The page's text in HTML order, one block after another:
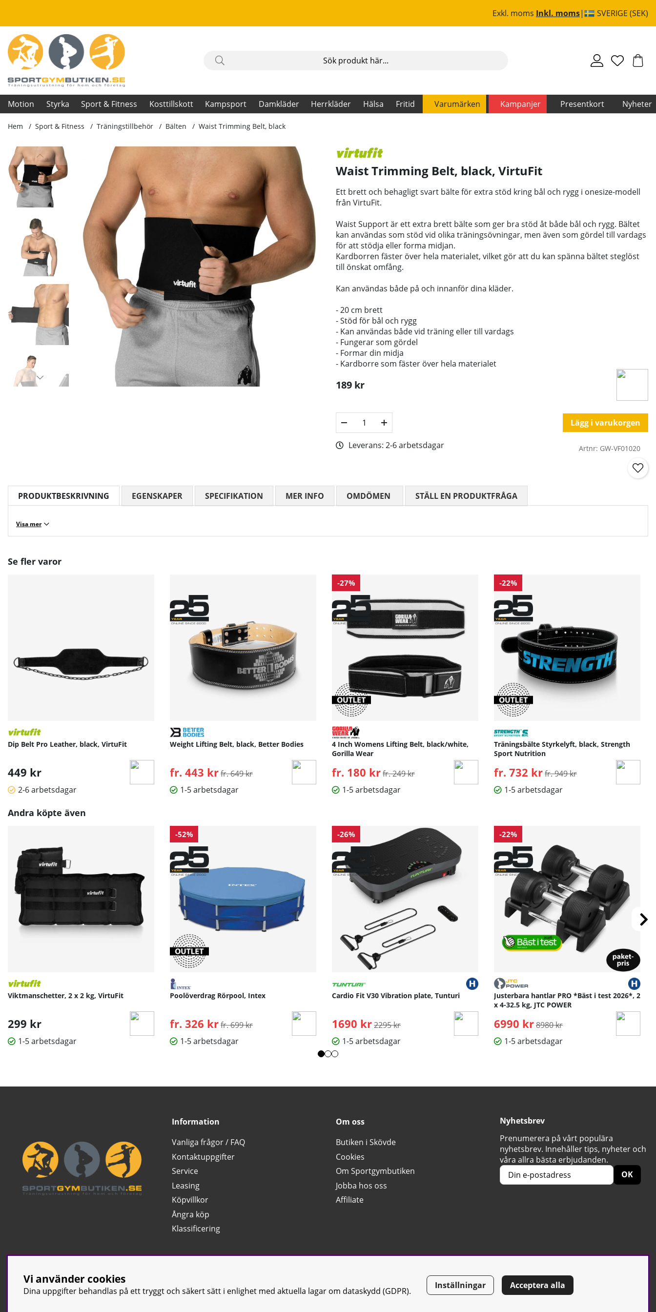
Exkl. moms Inkl. moms SVERIGE (SEK)
Motion Styrka Sport & Fitness Kosttillskott Kampsport Damkläder Herrkläder Hälsa Fritid Varumärken Kampanjer Presentkort Nyheter
Hem Sport & Fitness Träningstillbehör Bälten Waist Trimming Belt, black
Produktbilder Waist Trimming Belt, black
Waist Trimming Belt, black, VirtuFit
Ett brett och behagligt svart bälte för extra stöd kring bål och rygg i onesize-modell
från VirtuFit.
Waist Support är ett extra brett bälte som ger bra stöd åt både bål och rygg. Bältet
kan användas som stöd vid olika träningsövningar, men även som gördel till vardags
för att stödja eller forma midjan.
Kardborren fäster över hela materialet, vilket gör att du kan spänna bältet steglöst
till önskat omfång.
Kan användas både på och innanför dina kläder.
- 20 cm brett
- Stöd för bål och rygg
- Kan användas både vid träning eller till vardags
- Fungerar som gördel
- Formar din midja
- Kardborre som fäster över hela materialet
189 kr
Lägg i varukorgen
Leverans: 2-6 arbetsdagar Artnr: GW-VF01020
PRODUKTBESKRIVNING
Visa mer
EGENSKAPER SPECIFIKATION MER INFO OMDÖMEN MEDELBETYG 0 AV 5 ANTAL BETYG 0
STÄLL EN PRODUKTFRÅGA
Se fler varor
Dip Belt Pro Leather, black, VirtuFit
449 kr
2-6 arbetsdagar
Weight Lifting Belt, black, Better Bodies
fr. 443 krOrdinarie pris:
fr. 649 kr
1-5 arbetsdagar
-27%
4 Inch Womens Lifting Belt, black/white,
Gorilla Wear
fr. 180 krOrdinarie pris:
fr. 249 kr
1-5 arbetsdagar
-22%
Träningsbälte Styrkelyft, black, Strength
Sport Nutrition
fr. 732 krOrdinarie pris:
fr. 949 kr
1-5 arbetsdagar
Andra köpte även
Viktmanschetter, 2 x 2 kg, VirtuFit
299 kr
1-5 arbetsdagar
-52%
Poolöverdrag Rörpool, Intex
fr. 326 krOrdinarie pris:
fr. 699 kr
1-5 arbetsdagar
-26%
Cardio Fit V30 Vibration plate, Tunturi
1690 kr Ordinarie pris:
2295 kr
1-5 arbetsdagar
-22%
Justerbara hantlar PRO *Bäst i test 2026*, 2
x 4-32.5 kg, JTC POWER
6990 kr Ordinarie pris:
8980 kr
1-5 arbetsdagar
Information
Vanliga frågor / FAQ
Kontaktuppgifter
Service
Leasing
Köpvillkor
Ångra köp
Klassificering
Om oss
Butiken i Skövde
Cookies
Om Sportgymbutiken
Jobba hos oss
Affiliate
Nyhetsbrev
Prenumerera på vårt populära
nyhetsbrev. Innehåller tips, nyheter och
våra allra bästa erbjudanden.
OK
© Sport & Gym Butiken JTC AB |Kontakta oss| All rights reserved | Org.nr: 556668-7058 | Tel: 0500-42 87 00
Vi använder cookies
Dina uppgifter behandlas på ett tryggt och säkert sätt i enlighet med aktuella lagar om dataskydd (GDPR).
Inställningar Acceptera alla